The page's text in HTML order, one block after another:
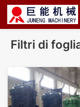
Filtri di